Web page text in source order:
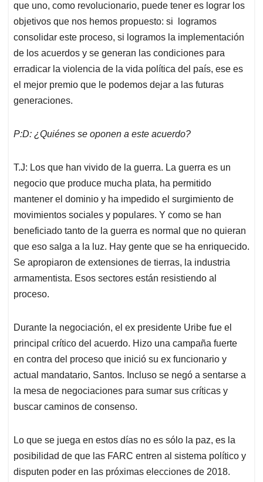
que uno, como revolucionario, puede tener es lograr los
objetivos que nos hemos propuesto: si logramos
consolidar este proceso, si logramos la implementación
de los acuerdos y se generan las condiciones para
erradicar la violencia de la vida política del país, ese es
el mejor premio que le podemos dejar a las futuras
generaciones.
P:D: ¿Quiénes se oponen a este acuerdo?
T.J: Los que han vivido de la guerra. La guerra es un
negocio que produce mucha plata, ha permitido
mantener el dominio y ha impedido el surgimiento de
movimientos sociales y populares. Y como se han
beneficiado tanto de la guerra es normal que no quieran
que eso salga a la luz. Hay gente que se ha enriquecido.
Se apropiaron de extensiones de tierras, la industria
armamentista. Esos sectores están resistiendo al
proceso.
Durante la negociación, el ex presidente Uribe fue el
principal crítico del acuerdo. Hizo una campaña fuerte
en contra del proceso que inició su ex funcionario y
actual mandatario, Santos. Incluso se negó a sentarse a
la mesa de negociaciones para sumar sus críticas y
buscar caminos de consenso.
Lo que se juega en estos días no es sólo la paz, es la
posibilidad de que las FARC entren al sistema político y
disputen poder en las próximas elecciones de 2018.